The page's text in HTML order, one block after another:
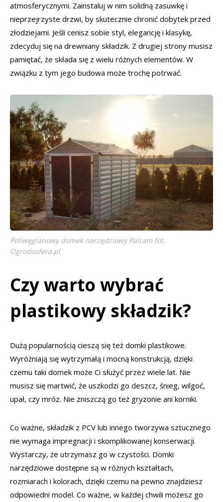
atmosferycznymi. Zainstaluj w nim solidną zasuwkę i
nieprzejrzyste drzwi, by skutecznie chronić dobytek przed
złodziejami. Jeśli cenisz sobie styl, elegancję i klasykę,
zdecyduj się na drewniany składzik. Z drugiej strony musisz
pamiętać, że składa się z wielu różnych elementów. W
związku z tym jego budowa może trochę potrwać.
Poliwęglanowy domek narzędziowy Palram fot.
Ogrodosfera.pl
Czy warto wybrać
plastikowy składzik?
Dużą popularnością cieszą się też domki plastikowe.
Wyróżniają się wytrzymałą i mocną konstrukcją, dzięki
czemu taki domek może Ci służyć przez wiele lat. Nie
musisz się martwić, że uszkodzi go deszcz, śnieg, wilgoć,
upał, czy mróz. Nie zniszczą go też gryzonie ani korniki.
Co ważne, składzik z PCV lub innego tworzywa sztucznego
nie wymaga impregnacji i skomplikowanej konserwacji.
Wystarczy, że utrzymasz go w czystości. Domki
narzędziowe dostępne są w różnych kształtach,
rozmiarach i kolorach, dzięki czemu na pewno znajdziesz
odpowiedni model. Co ważne, w każdej chwili możesz go